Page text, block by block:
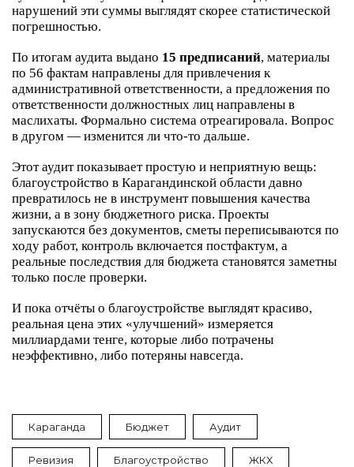
нарушений эти суммы выглядят скорее статистической
погрешностью.
По итогам аудита выдано 15 предписаний, материалы
по 56 фактам направлены для привлечения к
административной ответственности, а предложения по
ответственности должностных лиц направлены в
маслихаты. Формально система отреагировала. Вопрос
в другом — изменится ли что-то дальше.
Этот аудит показывает простую и неприятную вещь:
благоустройство в Карагандинской области давно
превратилось не в инструмент повышения качества
жизни, а в зону бюджетного риска. Проекты
запускаются без документов, сметы переписываются по
ходу работ, контроль включается постфактум, а
реальные последствия для бюджета становятся заметны
только после проверки.
И пока отчёты о благоустройстве выглядят красиво,
реальная цена этих «улучшений» измеряется
миллиардами тенге, которые либо потрачены
неэффективно, либо потеряны навсегда.
Караганда Бюджет Аудит
Ревизия Благоустройство ЖКХ